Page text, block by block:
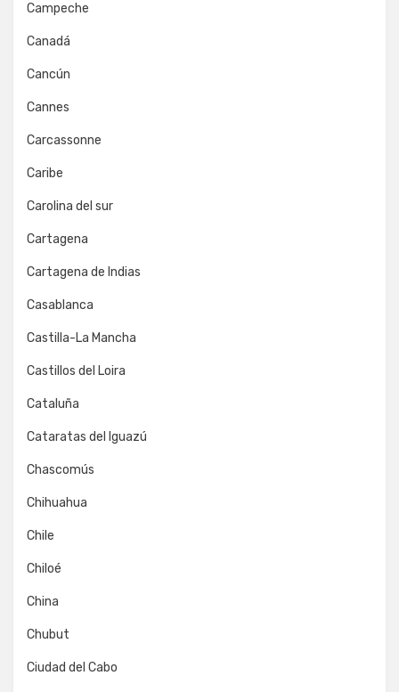
Campeche
Canadá
Cancún
Cannes
Carcassonne
Caribe
Carolina del sur
Cartagena
Cartagena de Indias
Casablanca
Castilla-La Mancha
Castillos del Loira
Cataluña
Cataratas del Iguazú
Chascomús
Chihuahua
Chile
Chiloé
China
Chubut
Ciudad del Cabo